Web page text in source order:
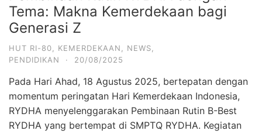
Tema: Makna Kemerdekaan bagi
Generasi Z
HUT RI-80 KEMERDEKAAN NEWS
PENDIDIKAN
· 20/08/2025
Pada Hari Ahad, 18 Agustus 2025, bertepatan dengan
momentum peringatan Hari Kemerdekaan Indonesia,
RYDHA menyelenggarakan Pembinaan Rutin B-Best
RYDHA yang bertempat di SMPTQ RYDHA. Kegiatan